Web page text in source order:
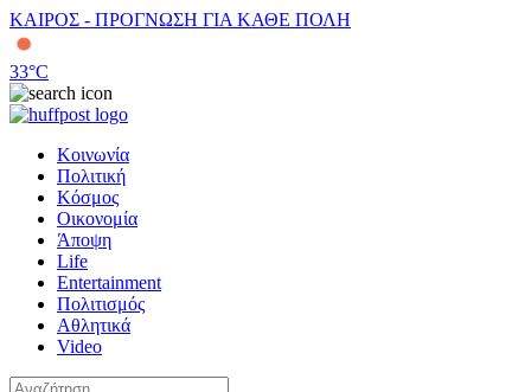
ΚΑΙΡΟΣ - ΠΡΟΓΝΩΣΗ ΓΙΑ ΚΑΘΕ ΠΟΛΗ
33°C
Κοινωνία
Πολιτική
Κόσμος
Οικονομία
Άποψη
Life
Entertainment
Πολιτισμός
Αθλητικά
Video